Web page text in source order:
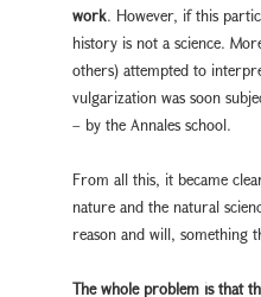
work. However, if this
history is not a science.
others) attempted to
vulgarization was soon
– by the Annales school.
From all this, it became
nature and the natural
reason and will, something
The whole problem is that